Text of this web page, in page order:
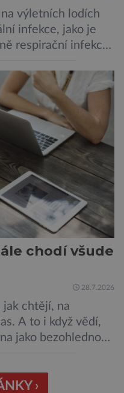
výletních lodích
infekce, jako je
respirační infekce,
hantaviru na
i pro odborníky.
zažehnáno.
Hantavirus […]
chodí všude
28.7.2026
jak chtějí, na
A to i když vědí,
jako bezohlednost
úplně nemohou.
›